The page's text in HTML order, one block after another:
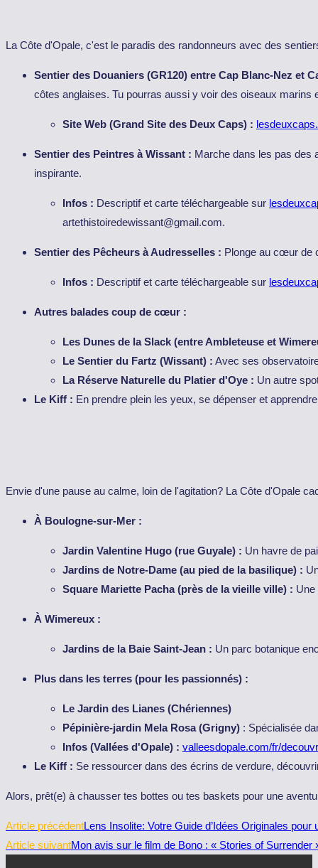
La Côte d'Opale, c'est le paradis des randonneurs avec des
Sentier des Douaniers (GR120) entre Cap Blanc-Nez et
côtes anglaises. Tu pourras aussi y voir des oiseaux marins
Site Web (Grand Site des Deux Caps) :
Sentier des Peintres à Wissant : Marche dans les pas des
inspirante.
Infos : Descriptif et carte téléchargeable sur
artethistoiredewissant@gmail.com.
Sentier des Pêcheurs à Audresselles : Plonge au cœur de
Infos : Descriptif et carte téléchargeable sur
Autres balades coup de cœur :
Les Dunes de la Slack (entre Ambleteuse et
Le Sentier du Fartz (Wissant) : Avec ses
La Réserve Naturelle du Platier d'Oye : Un autre
Le Kiff : En prendre plein les yeux, se dépenser et
Envie d'une pause au calme, loin de l'agitation? La Côte d'Opale
À Boulogne-sur-Mer :
Jardin Valentine Hugo (rue Guyale) : Un havre de
Jardins de Notre-Dame (au pied de la basilique) :
Square Mariette Pacha (près de la vieille ville) : Une
À Wimereux :
Jardins de la Baie Saint-Jean : Un parc botanique
Plus dans les terres (pour les passionnés) :
Le Jardin des Lianes (Chériennes)
Pépinière-jardin Mela Rosa (Grigny) : Spécialisée
Infos (Vallées d'Opale) : valleesdopale.com/fr/
Le Kiff : Se ressourcer dans des écrins de verdure,
Alors, prêt(e) à chausser tes bottes ou tes baskets pour une
Read
more
Article précédentLens Insolite: Votre Guide d’Idées Originales pour
Article suivantMon avis sur le film de Bono : « Stories of Surrender